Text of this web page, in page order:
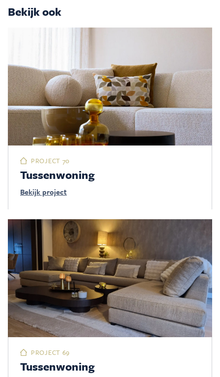
Bekijk ook
PROJECT 70
Tussenwoning
Bekijk project
PROJECT 69
Tussenwoning